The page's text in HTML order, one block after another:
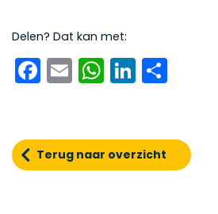
Delen? Dat kan met:
Facebook
EmailWhatsApp
LinkedIn
Terug naar overzicht